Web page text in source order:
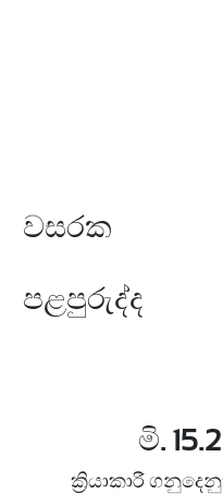
වසරක
පළපුරුද්ද
මි. 15.2
ක්‍රියාකාරී